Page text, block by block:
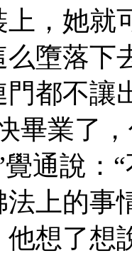
，她就
墮落下
門都不讓
畢業了
通說：
上的事
想了想